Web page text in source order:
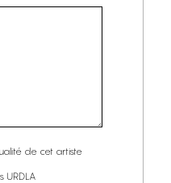
de cet artiste
URDLA